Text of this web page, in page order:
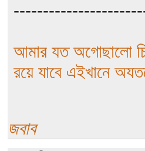
আমার যত অগোছালো
রয়ে যাবে এইখানে
জবাব